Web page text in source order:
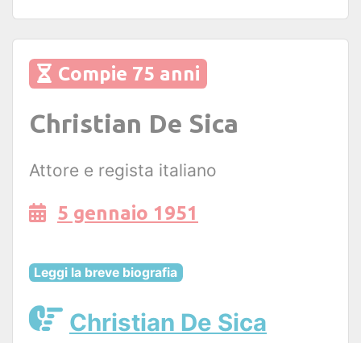
Compie 75 anni
Christian De Sica
Attore e regista italiano
5 gennaio 1951
Leggi la breve biografia
Christian De Sica